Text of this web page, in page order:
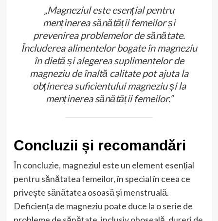
„Magneziul este esențial pentru
menținerea sănătății femeilor și
prevenirea problemelor de sănătate.
Încluderea alimentelor bogate în magneziu
în dietă și alegerea suplimentelor de
magneziu de înaltă calitate pot ajuta la
obținerea suficientului magneziu și la
menținerea sănătății femeilor.”
Concluzii și recomandări
În concluzie, magneziul este un element esențial
pentru sănătatea femeilor, în special în ceea ce
privește sănătatea osoasă și menstruală.
Deficiența de magneziu poate duce la o serie de